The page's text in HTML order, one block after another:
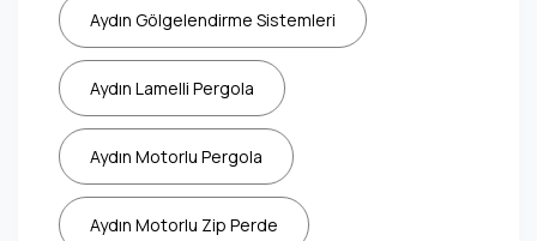
Aydın Gölgelendirme Sistemleri
Aydın Lamelli Pergola
Aydın Motorlu Pergola
Aydın Motorlu Zip Perde